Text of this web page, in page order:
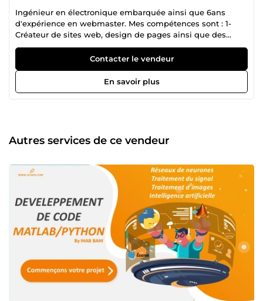
Ingénieur en électronique embarquée ainsi que 6ans
d'expérience en webmaster. Mes compétences sont : 1-
Créateur de sites web, design de pages ainsi que des
logos. 2-Programmation informatique pour le
développement et le déploiement d'applications diverses.
3-Utilisation avancée des outils informatiques tel que After
Effects, Premier Pro ou encore Photoshop.
Contacter le vendeur
En savoir plus
Autres services de ce vendeur